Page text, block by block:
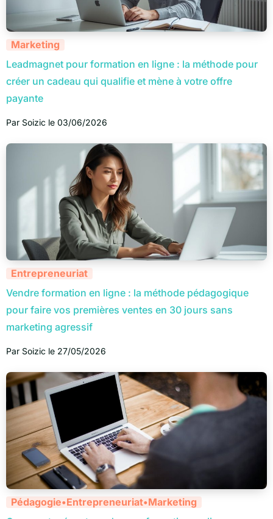
Marketing
Leadmagnet pour formation en ligne : la méthode pour
créer un cadeau qui qualifie et mène à votre offre
payante
Par Soizic le 03/06/2026
Entrepreneuriat
Vendre formation en ligne : la méthode pédagogique
pour faire vos premières ventes en 30 jours sans
marketing agressif
Par Soizic le 27/05/2026
Pédagogie•Entrepreneuriat•Marketing